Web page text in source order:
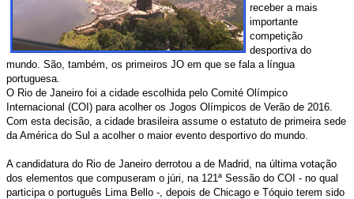
receber a mais
importante
competição
desportiva do
mundo. São, também, os primeiros JO em que se fala a língua
portuguesa.
O Rio de Janeiro foi a cidade escolhida pelo Comité Olímpico
Internacional (COI) para acolher os Jogos Olímpicos de Verão de 2016.
Com esta decisão, a cidade brasileira assume o estatuto de primeira sede
da América do Sul a acolher o maior evento desportivo do mundo.
A candidatura do Rio de Janeiro derrotou a de Madrid, na última votação
dos elementos que compuseram o júri, na 121ª Sessão do COI - no qual
participa o português Lima Bello -, depois de Chicago e Tóquio terem sido